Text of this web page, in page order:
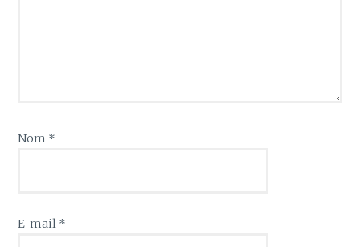
Nom *
E-mail *